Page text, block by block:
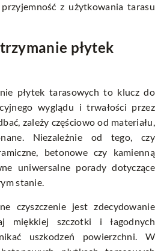
z użytkowania tarasu
płytek
płytek tarasowych to klucz do
wyglądu i trwałości przez
zależy częściowo od materiału,
Niezależnie od tego, czy
betonowe czy kamienną
uniwersalne porady dotyczące
stanie.
czyszczenie jest zdecydowanie
miękkiej szczotki i łagodnych
uszkodzeń powierzchni. W